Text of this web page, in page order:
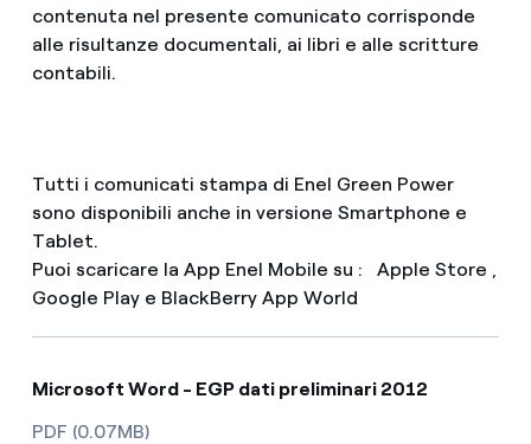
contenuta nel presente comunicato corrisponde
alle risultanze documentali, ai libri e alle scritture
contabili.
Tutti i comunicati stampa di Enel Green Power
sono disponibili anche in versione Smartphone e
Tablet.
Puoi scaricare la App Enel Mobile su : Apple Store ,
Google Play e BlackBerry App World
Microsoft Word - EGP dati preliminari 2012
PDF (0.07MB)